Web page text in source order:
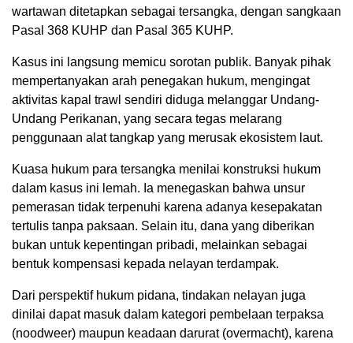
wartawan ditetapkan sebagai tersangka, dengan sangkaan
Pasal 368 KUHP dan Pasal 365 KUHP.
Kasus ini langsung memicu sorotan publik. Banyak pihak
mempertanyakan arah penegakan hukum, mengingat
aktivitas kapal trawl sendiri diduga melanggar Undang-
Undang Perikanan, yang secara tegas melarang
penggunaan alat tangkap yang merusak ekosistem laut.
Kuasa hukum para tersangka menilai konstruksi hukum
dalam kasus ini lemah. Ia menegaskan bahwa unsur
pemerasan tidak terpenuhi karena adanya kesepakatan
tertulis tanpa paksaan. Selain itu, dana yang diberikan
bukan untuk kepentingan pribadi, melainkan sebagai
bentuk kompensasi kepada nelayan terdampak.
Dari perspektif hukum pidana, tindakan nelayan juga
dinilai dapat masuk dalam kategori pembelaan terpaksa
(noodweer) maupun keadaan darurat (overmacht), karena